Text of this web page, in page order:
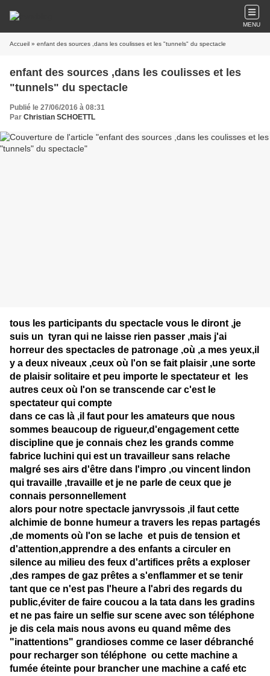
MENU
Accueil » enfant des sources ,dans les coulisses et les "tunnels" du spectacle
enfant des sources ,dans les coulisses et les
"tunnels" du spectacle
Publié le 27/06/2016 à 08:31
Par Christian SCHOETTL
tous les participants du spectacle vous le diront ,je
suis un tyran qui ne laisse rien passer ,mais j'ai
horreur des spectacles de patronage ,où ,a mes yeux,il
y a deux niveaux ,ceux où l'on se fait plaisir ,une sorte
de plaisir solitaire et peu importe le spectateur et les
autres ceux où l'on se transcende car c'est le
spectateur qui compte
dans ce cas là ,il faut pour les amateurs que nous
sommes beaucoup de rigueur,d'engagement cette
discipline que je connais chez les grands comme
fabrice luchini qui est un travailleur sans relache
malgré ses airs d'être dans l'impro ,ou vincent lindon
qui travaille ,travaille et je ne parle de ceux que je
connais personnellement
alors pour notre spectacle janvryssois ,il faut cette
alchimie de bonne humeur a travers les repas partagés
,de moments où l'on se lache et puis de tension et
d'attention,apprendre a des enfants a circuler en
silence au milieu des feux d'artifices prêts a exploser
,des rampes de gaz prêtes a s'enflammer et se tenir
tant que ce n'est pas l'heure a l'abri des regards du
public,éviter de faire coucou a la tata dans les gradins
et ne pas faire un selfie sur scene avec son téléphone
je dis cela mais nous avons eu quand même des
"inattentions" grandioses comme ce laser débranché
pour recharger son téléphone ou cette machine a
fumée éteinte pour brancher une machine a café etc